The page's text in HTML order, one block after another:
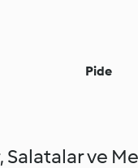
Pide
Salatalar ve